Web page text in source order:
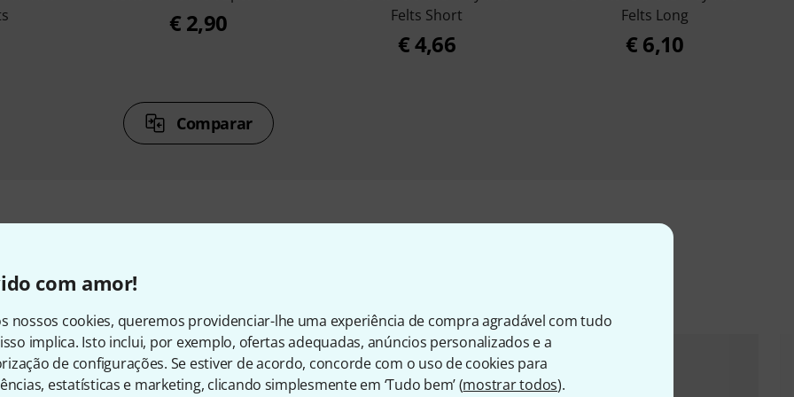
com amor!
nossos cookies, queremos providenciar-lhe uma experiência de compra agradável com tudo
implica. Isto inclui, por exemplo, ofertas adequadas, anúncios personalizados e a
de configurações. Se estiver de acordo, concorde com o uso de cookies para
estatísticas e marketing, clicando simplesmente em ‘Tudo bem’ (mostrar todos).
€ 2,90
Felts Short
€ 4,66
Felts Long
€ 6,10
Comparar
e artigos correspondentes